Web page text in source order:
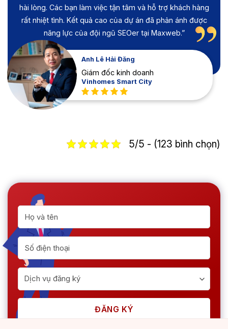
hài lòng. Các bạn làm việc tận tâm và hỗ trợ khách hàng
rất nhiệt tình. Kết quả cao của dự án đã phản ánh được
năng lực của đội ngũ SEOer tại Maxweb.”
Anh Lê Hải Đăng
Giám đốc kinh doanh
Vinhomes Smart City
5/5 - (123 bình chọn)